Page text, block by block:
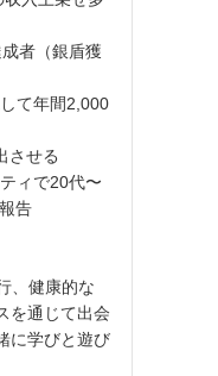
者（銀盾獲
て年間2,000
させる
ィで20代〜
告
、健康的な
を通じて出会
に学びと遊び